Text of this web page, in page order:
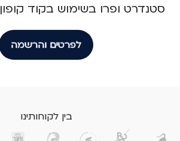
סטנדרט ופרו בשימוש בקוד קופון Voicenter20
לפרטים והרשמה
בין לקוחותינו